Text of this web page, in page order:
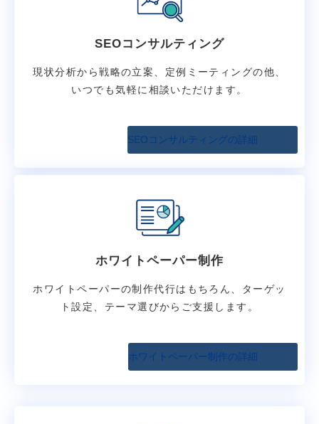
SEOコンサルティング
現状分析から戦略の立案、定例ミーティングの他、
いつでも気軽に相談いただけます。
SEOコンサルティングの詳細
ホワイトペーパー制作
ホワイトペーパーの制作代行はもちろん、ターゲッ
ト設定、テーマ選びからご支援します。
ホワイトペーパー制作の詳細